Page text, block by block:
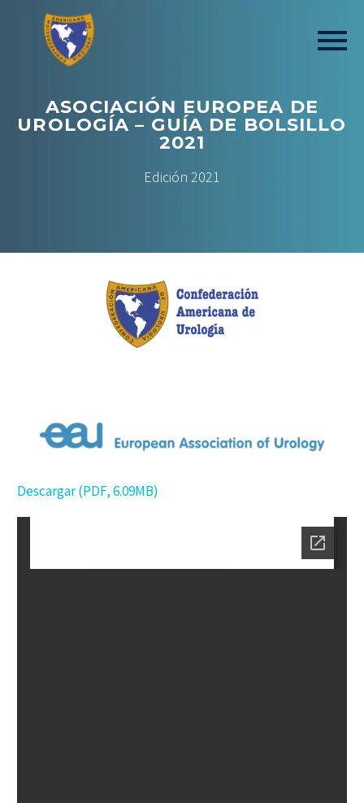
ASOCIACIÓN EUROPEA DE
UROLOGÍA – GUÍA DE BOLSILLO
2021
Edición 2021
Descargar (PDF, 6.09MB)